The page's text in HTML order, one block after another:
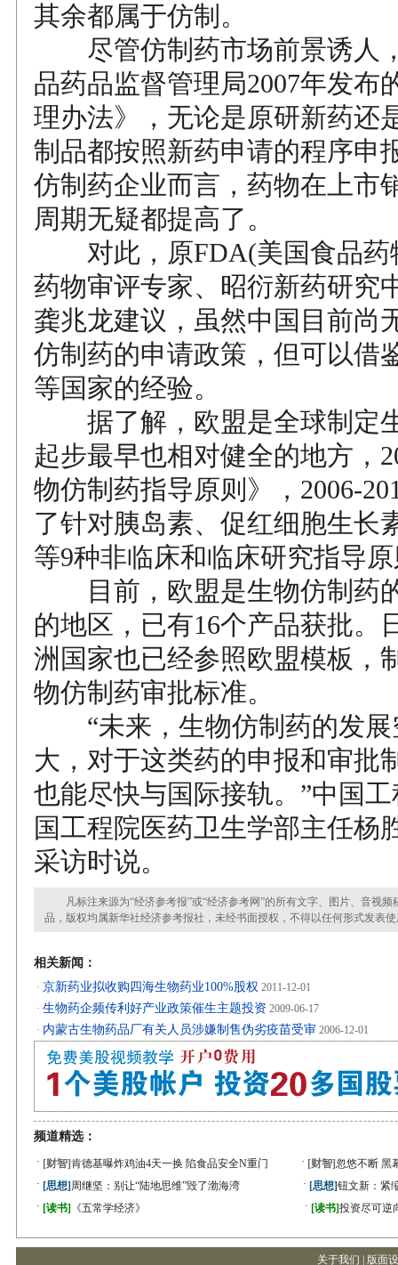
其余都属于仿制。
尽管仿制药市场前景诱人
品药品监督管理局2007年发布
理办法》，无论是原研新药还
制品都按照新药申请的程序申
仿制药企业而言，药物在上市
周期无疑都提高了。
对此，原FDA(美国食品药
药物审评专家、昭衍新药研究
龚兆龙建议，虽然中国目前尚
仿制药的申请政策，但可以借
等国家的经验。
据了解，欧盟是全球制定
起步最早也相对健全的地方，
物仿制药指导原则》，2006-
了针对胰岛素、促红细胞生长
等9种非临床和临床研究指导
目前，欧盟是生物仿制药
的地区，已有16个产品获批。
洲国家也已经参照欧盟模板，
物仿制药审批标准。
“未来，生物仿制药的发展
大，对于这类药的申报和审批
也能尽快与国际接轨。”中国
国工程院医药卫生学部主任杨
采访时说。
凡标注来源为“经济参考报”或“经济参考网”的所有文字、图片、音视频
品，版权均属新华社经济参考报社，未经书面授权，不得以任何形式发表
相关新闻：
· 京新药业拟收购四海生物药业100%股权 2011-12-01
· 生物药企频传利好产业政策催生主题投资 2009-06-17
· 内蒙古生物药品厂有关人员涉嫌制售伪劣疫苗受审 2006-12-01
频道精选：
· [财智]肯德基曝炸鸡油4天一换 陷食品安全N重门 · [财智]忽悠不断 黑
· [思想] 周继坚：别让“陆地思维”毁了渤海湾 · [思想]钮文新：紧
· [读书] 《五常学经济》 · [读书]投资尽可逆
关于我们 版面